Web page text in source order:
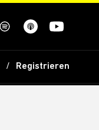
Registrieren